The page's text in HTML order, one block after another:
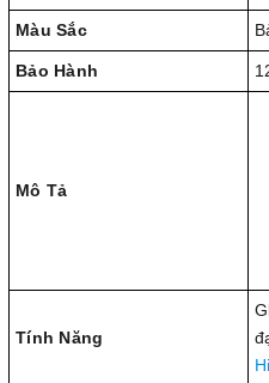
Màu Sắc
Bảo Hành
Mô Tả
Tính Năng